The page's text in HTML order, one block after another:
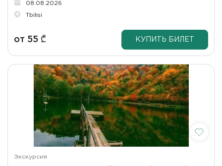
08.08.2026
Tbilisi
от 55 ₾ КУПИТЬ БИЛЕТ
Экскурсия